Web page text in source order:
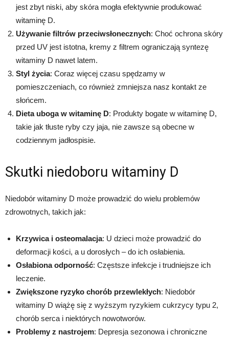
jest zbyt niski, aby skóra mogła efektywnie produkować
witaminę D.
Używanie filtrów przeciwsłonecznych: Choć ochrona skóry
przed UV jest istotna, kremy z filtrem ograniczają syntezę
witaminy D nawet latem.
Styl życia: Coraz więcej czasu spędzamy w
pomieszczeniach, co również zmniejsza nasz kontakt ze
słońcem.
Dieta uboga w witaminę D: Produkty bogate w witaminę D,
takie jak tłuste ryby czy jaja, nie zawsze są obecne w
codziennym jadłospisie.
Skutki niedoboru witaminy D
Niedobór witaminy D może prowadzić do wielu problemów
zdrowotnych, takich jak:
Krzywica i osteomalacja: U dzieci może prowadzić do
deformacji kości, a u dorosłych – do ich osłabienia.
Osłabiona odporność: Częstsze infekcje i trudniejsze ich
leczenie.
Zwiększone ryzyko chorób przewlekłych: Niedobór
witaminy D wiążę się z wyższym ryzykiem cukrzycy typu 2,
chorób serca i niektórych nowotworów.
Problemy z nastrojem: Depresja sezonowa i chroniczne